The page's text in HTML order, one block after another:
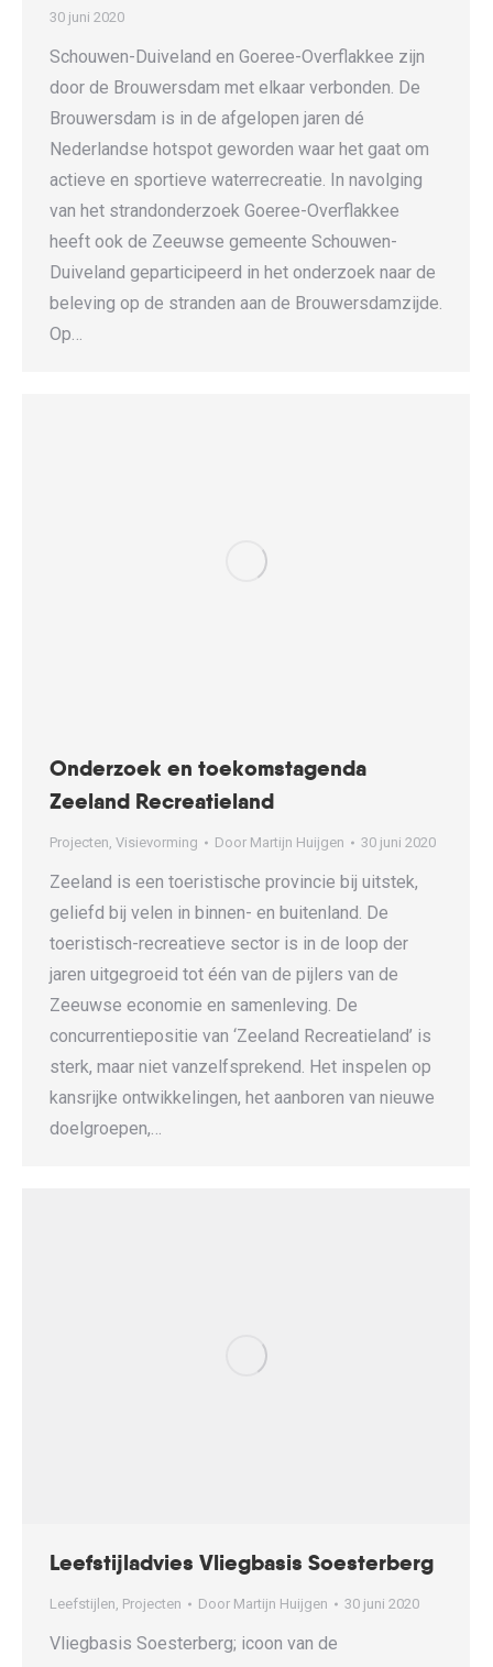
30 juni 2020
Schouwen-Duiveland en Goeree-Overflakkee zijn
door de Brouwersdam met elkaar verbonden. De
Brouwersdam is in de afgelopen jaren dé
Nederlandse hotspot geworden waar het gaat om
actieve en sportieve waterrecreatie. In navolging
van het strandonderzoek Goeree-Overflakkee
heeft ook de Zeeuwse gemeente Schouwen-
Duiveland geparticipeerd in het onderzoek naar de
beleving op de stranden aan de Brouwersdamzijde.
Op…
Onderzoek en toekomstagenda
Zeeland Recreatieland
Projecten, Visievorming Door Martijn Huijgen 30 juni 2020
Zeeland is een toeristische provincie bij uitstek,
geliefd bij velen in binnen- en buitenland. De
toeristisch-recreatieve sector is in de loop der
jaren uitgegroeid tot één van de pijlers van de
Zeeuwse economie en samenleving. De
concurrentiepositie van ‘Zeeland Recreatieland’ is
sterk, maar niet vanzelfsprekend. Het inspelen op
kansrijke ontwikkelingen, het aanboren van nieuwe
doelgroepen,…
Leefstijladvies Vliegbasis Soesterberg
Leefstijlen, Projecten Door Martijn Huijgen 30 juni 2020
Vliegbasis Soesterberg; icoon van de